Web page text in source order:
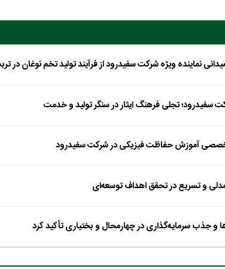
سفیدرود؛ تجلی فرهنگ ایثار در سنگر تولید و خدمت
تخصصی آموزش حفاظت فیزیکی در شرکت سفیدرود
و تسریع در تحقق اهداف توسعه‌ای
سرمایه‌گذاری در چهارمحال و بختیاری تأکید کرد